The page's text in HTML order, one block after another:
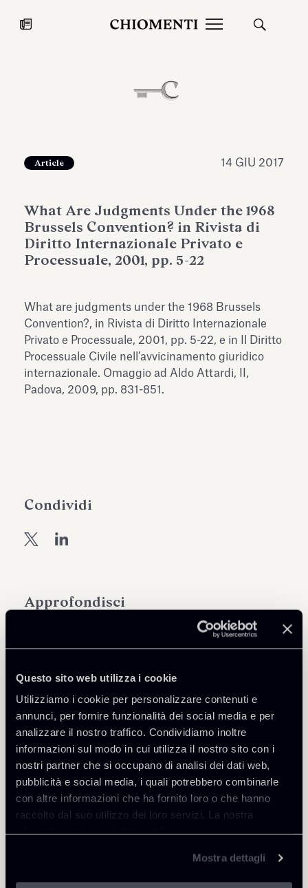
Questo sito web utilizza i cookie
Utilizziamo i cookie per personalizzare contenuti e
annunci, per fornire funzionalità dei social media e per
analizzare il nostro traffico. Condividiamo inoltre
informazioni sul modo in cui utilizza il nostro sito con i
nostri partner che si occupano di analisi dei dati web,
pubblicità e social media, i quali potrebbero combinarle
con altre informazioni che ha fornito loro o che hanno
raccolto dal suo utilizzo dei loro servizi. La nostra
informativa privacy è disponibilequi.
Mostra dettagli
27 LUG 2026
ampliando gli spazi espositivi
dell’Antiquarium di Villa Albani
Torlonia
Leggi tutto
Approfondisci
Article 14 GIU 2017
What Are Judgments Under the 1968
Brussels Convention? in Rivista di
Diritto Internazionale Privato e
Processuale, 2001, pp. 5-22
What are judgments under the 1968 Brussels
Convention?, in Rivista di Diritto Internazionale
Privato e Processuale, 2001, pp. 5-22, e in Il Diritto
Processuale Civile nell’avvicinamento giuridico
internazionale. Omaggio ad Aldo Attardi, II,
Padova, 2009, pp. 831-851.
Condividi
Torna agli Insights